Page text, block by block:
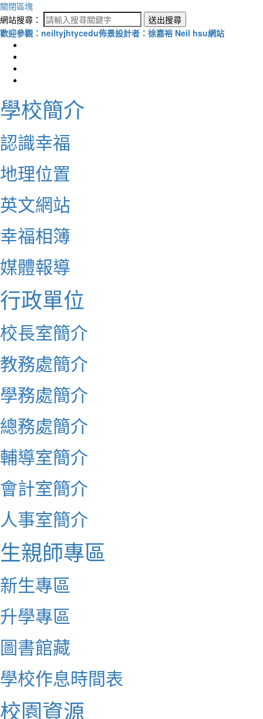
關閉區塊
網站搜尋：
送出搜尋
歡迎參觀：neiltyjhtycedu佈景設計者：徐嘉裕 Neil hsu網站
學校簡介
認識幸福
地理位置
英文網站
幸福相簿
媒體報導
行政單位
校長室簡介
教務處簡介
學務處簡介
總務處簡介
輔導室簡介
會計室簡介
人事室簡介
生親師專區
新生專區
升學專區
圖書館藏
學校作息時間表
校園資源